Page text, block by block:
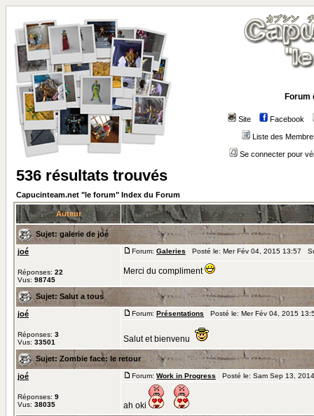
Forum
Site Facebook
Liste des
Se connecter pour
536 résultats trouvés
Capucinteam.net "le forum" Index du Forum
Auteur
Sujet: galerie de joé
joé
Réponses: 22
Vus: 98745
Forum: Galeries Posté le: Mer Fév 04, 2015 13:57
Merci du compliment
Sujet: Salut a tous
joé
Réponses: 3
Vus: 33501
Forum: Présentations Posté le: Mer Fév 04, 2015
Salut et bienvenu
Sujet: Zombie face: le retour
joé
Réponses: 9
Vus: 38035
Forum: Work in Progress Posté le: Sam Sep 13,
ah oki